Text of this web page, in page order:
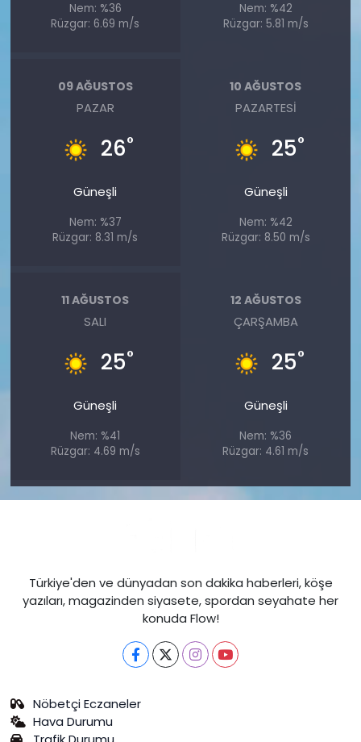
Nem: %36
Rüzgar: 6.69 m/s
Nem: %42
Rüzgar: 5.81 m/s
09 AĞUSTOS
PAZAR
26°
Güneşli
Nem: %37
Rüzgar: 8.31 m/s
10 AĞUSTOS
PAZARTESI
25°
Güneşli
Nem: %42
Rüzgar: 8.50 m/s
11 AĞUSTOS
SALI
25°
Güneşli
Nem: %41
Rüzgar: 4.69 m/s
12 AĞUSTOS
ÇARŞAMBA
25°
Güneşli
Nem: %36
Rüzgar: 4.61 m/s
Türkiye'den ve dünyadan son dakika haberleri, köşe
yazıları, magazinden siyasete, spordan seyahate her
konuda Flow!
Nöbetçi Eczaneler
Hava Durumu